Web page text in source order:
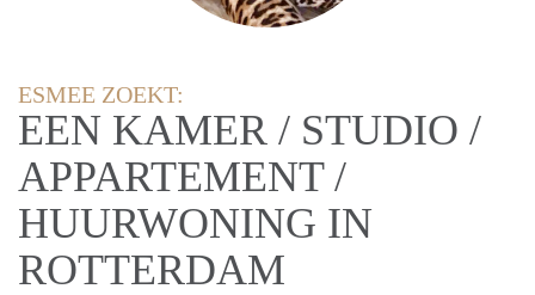
ESMEE ZOEKT:
EEN KAMER / STUDIO /
APPARTEMENT /
HUURWONING IN
ROTTERDAM